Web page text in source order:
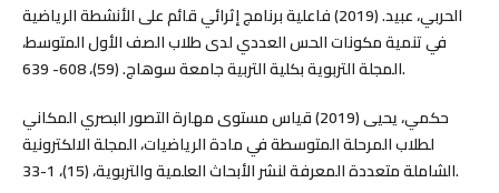
الحربي، عبيد. (2019) فاعلية برنامج إثرائي قائم على الأنشطة الرياضية
في تنمية مكونات الحس العددي لدى طلاب الصف الأول المتوسط،
المجلة التربوية بكلية التربية جامعة سوهاج. (59)، 608- 639.
حكمي، يحيى (2019) قياس مستوى مهارة التصور البصري المكاني
لطلاب المرحلة المتوسطة في مادة الرياضيات، المجلة الالكترونية
الشاملة متعددة المعرفة لنشر الأبحاث العلمية والتربوية، (15)، 1-33.